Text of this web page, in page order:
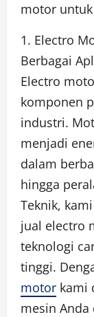
motor
1. Electro
Berbagai
Electro
komponen
industri.
menjadi
dalam
hingga
Teknik,
jual electro
teknologi
tinggi.
motor kami
mesin